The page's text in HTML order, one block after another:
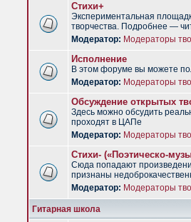
Стихи+
Экспериментальная
творчества. Подробнее —
Модератор: Модераторы
Исполнение
В этом форуме вы можете
Модератор: Модераторы
Обсуждение открытых
Здесь можно обсудить
проходят в ЦАПе
Модератор: Модераторы
Стихи- («Поэтическо-
Сюда попадают
признаны
Модератор: Модераторы
Гитарная школа